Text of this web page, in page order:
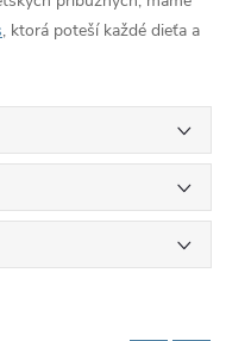
, ktorá poteší každé dieťa a